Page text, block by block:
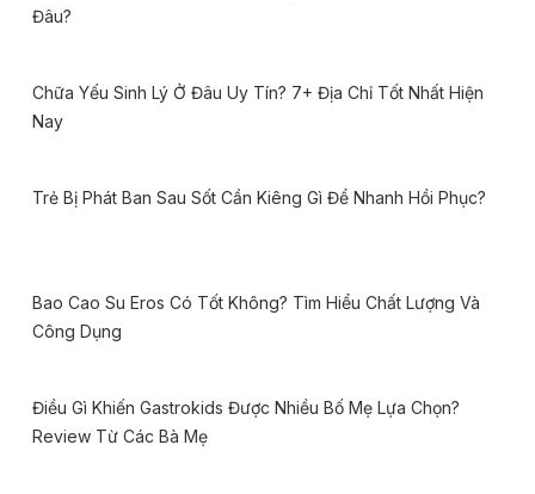
Đâu?
Chữa Yếu Sinh Lý Ở Đâu Uy Tín? 7+ Địa Chỉ Tốt Nhất Hiện
Nay
Trẻ Bị Phát Ban Sau Sốt Cần Kiêng Gì Để Nhanh Hồi Phục?
Bao Cao Su Eros Có Tốt Không? Tìm Hiểu Chất Lượng Và
Công Dụng
Điều Gì Khiến Gastrokids Được Nhiều Bố Mẹ Lựa Chọn?
Review Từ Các Bà Mẹ